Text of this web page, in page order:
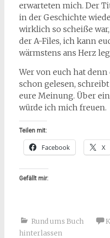
erwarteten mich. Der
in der Geschichte
wirklich so scheiße
der A-Files, ich kann
wärmstens ans Herz
Wer von euch hat
schon gelesen,
eure Meinung. Über
würde ich mich freuen.
Teilen mit:
Facebook X
Gefällt mir:
Rund ums Buch
hinterlassen